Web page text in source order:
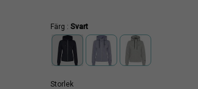
Färg : Svart
Storlek